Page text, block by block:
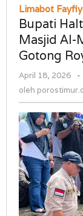
Limabot
Bupati
Masjid Al-
Gotong
April 18, 2026 -
oleh